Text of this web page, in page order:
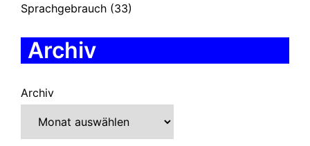
Sprachgebrauch (33)
Archiv
Archiv